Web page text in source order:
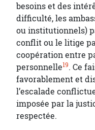
besoins et des
difficulté, les
ou institutionnels)
conflit ou le litige
coopération entre
personnelle19. Ce
favorablement et
l’escalade
imposée par la
respectée.